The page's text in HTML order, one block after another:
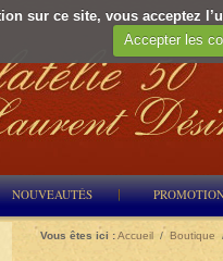
sur ce site, vous acceptez
Accepter les
NOUVEAUTÉS
Vous êtes ici :Accueil / Boutique